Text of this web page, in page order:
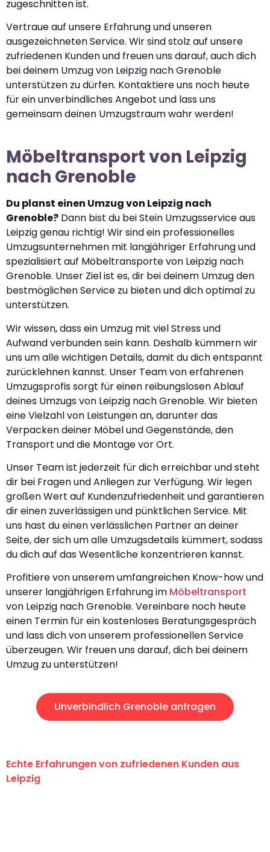
zugeschnitten ist.
Vertraue auf unsere Erfahrung und unseren
ausgezeichneten Service. Wir sind stolz auf unsere
zufriedenen Kunden und freuen uns darauf, auch dich
bei deinem Umzug von Leipzig nach Grenoble
unterstützen zu dürfen. Kontaktiere uns noch heute
für ein unverbindliches Angebot und lass uns
gemeinsam deinen Umzugstraum wahr werden!
Möbeltransport von Leipzig
nach Grenoble
Du planst einen Umzug von Leipzig nach
Grenoble? Dann bist du bei Stein Umzugsservice aus
Leipzig genau richtig! Wir sind ein professionelles
Umzugsunternehmen mit langjähriger Erfahrung und
spezialisiert auf Möbeltransporte von Leipzig nach
Grenoble. Unser Ziel ist es, dir bei deinem Umzug den
bestmöglichen Service zu bieten und dich optimal zu
unterstützen.
Wir wissen, dass ein Umzug mit viel Stress und
Aufwand verbunden sein kann. Deshalb kümmern wir
uns um alle wichtigen Details, damit du dich entspannt
zurücklehnen kannst. Unser Team von erfahrenen
Umzugsprofis sorgt für einen reibungslosen Ablauf
deines Umzugs von Leipzig nach Grenoble. Wir bieten
eine Vielzahl von Leistungen an, darunter das
Verpacken deiner Möbel und Gegenstände, den
Transport und die Montage vor Ort.
Unser Team ist jederzeit für dich erreichbar und steht
dir bei Fragen und Anliegen zur Verfügung. Wir legen
großen Wert auf Kundenzufriedenheit und garantieren
dir einen zuverlässigen und pünktlichen Service. Mit
uns hast du einen verlässlichen Partner an deiner
Seite, der sich um alle Umzugsdetails kümmert, sodass
du dich auf das Wesentliche konzentrieren kannst.
Profitiere von unserem umfangreichen Know-how und
unserer langjährigen Erfahrung im Möbeltransport
von Leipzig nach Grenoble. Vereinbare noch heute
einen Termin für ein kostenloses Beratungsgespräch
und lass dich von unserem professionellen Service
überzeugen. Wir freuen uns darauf, dich bei deinem
Umzug zu unterstützen!
Unverbindlich Grenoble anfragen
Echte Erfahrungen von zufriedenen Kunden aus
Leipzig